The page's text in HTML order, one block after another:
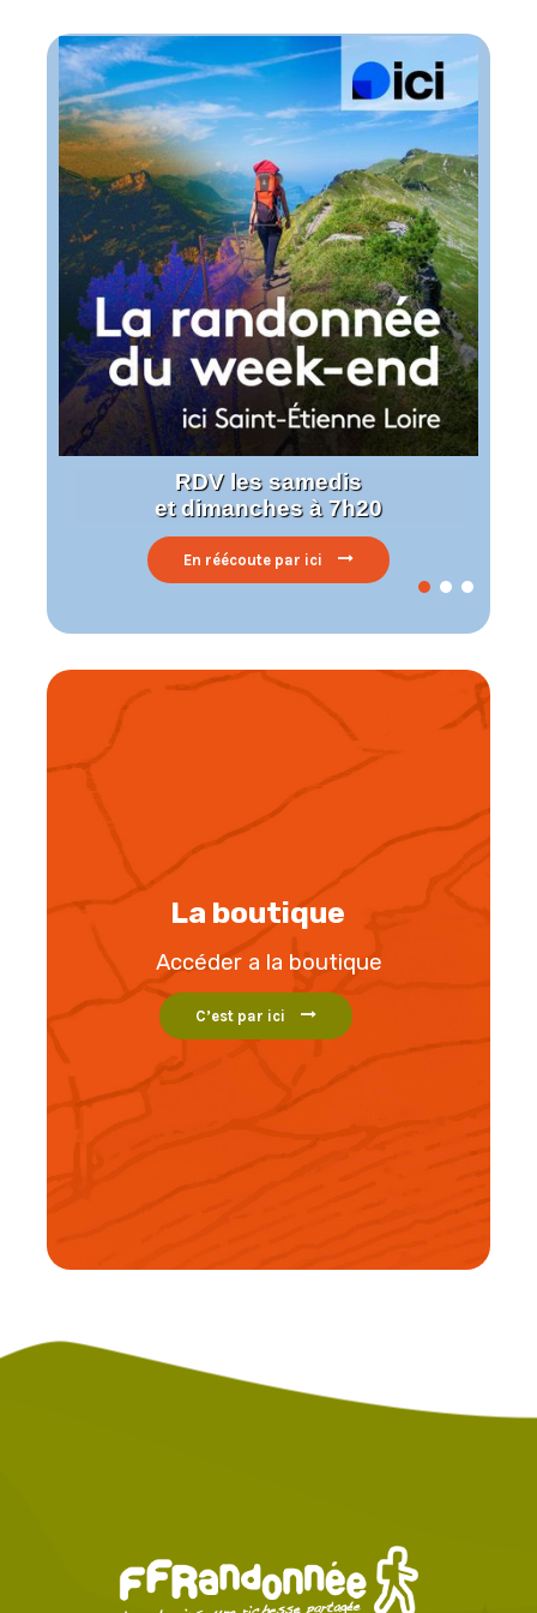
En réécoute par ici
RDV les samedis
et dimanches à 7h20
La boutique
Accéder a la boutique
C’est par ici